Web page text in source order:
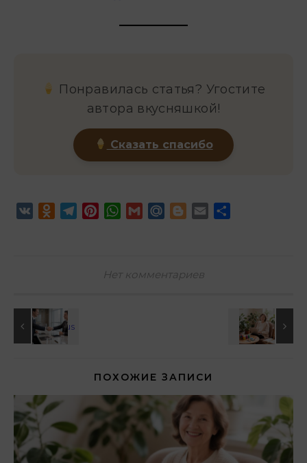
Понравилась статья? Угостите
автора вкусняшкой!
Сказать спасибо
VK Odnoklassniki
Telegram
PinterestWhatsApp
GmailMail.RuBlogger
Email
Нет комментариев
ПОХОЖИЕ ЗАПИСИ